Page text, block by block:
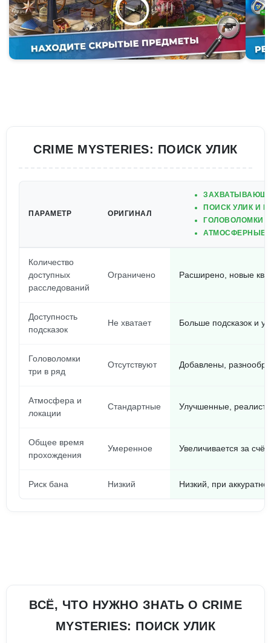
CRIME MYSTERIES: ПОИСК УЛИК
ПАРАМЕТР ОРИГИНАЛ
ПОИСК УЛИК И
ГОЛОВОЛОМКИ
АТМОСФЕРНЫЕ
Количество
доступных
расследований
Ограничено Расширено, новые
Доступность
подсказок
Не хватает Больше подсказок и
Головоломки
три в ряд
Отсутствуют Добавлены,
Атмосфера и
локации
Стандартные Улучшенные,
Общее время
прохождения
Умеренное Увеличивается за
Риск бана Низкий Низкий, при
ВСЁ, ЧТО НУЖНО ЗНАТЬ О CRIME
MYSTERIES: ПОИСК УЛИК